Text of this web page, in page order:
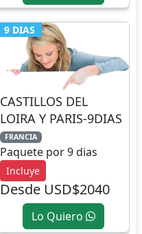
9 DIAS
CASTILLOS DEL
LOIRA Y PARIS-9DIAS
FRANCIA
Paquete por 9 dias
Incluye
Desde USD$2040
Lo Quiero